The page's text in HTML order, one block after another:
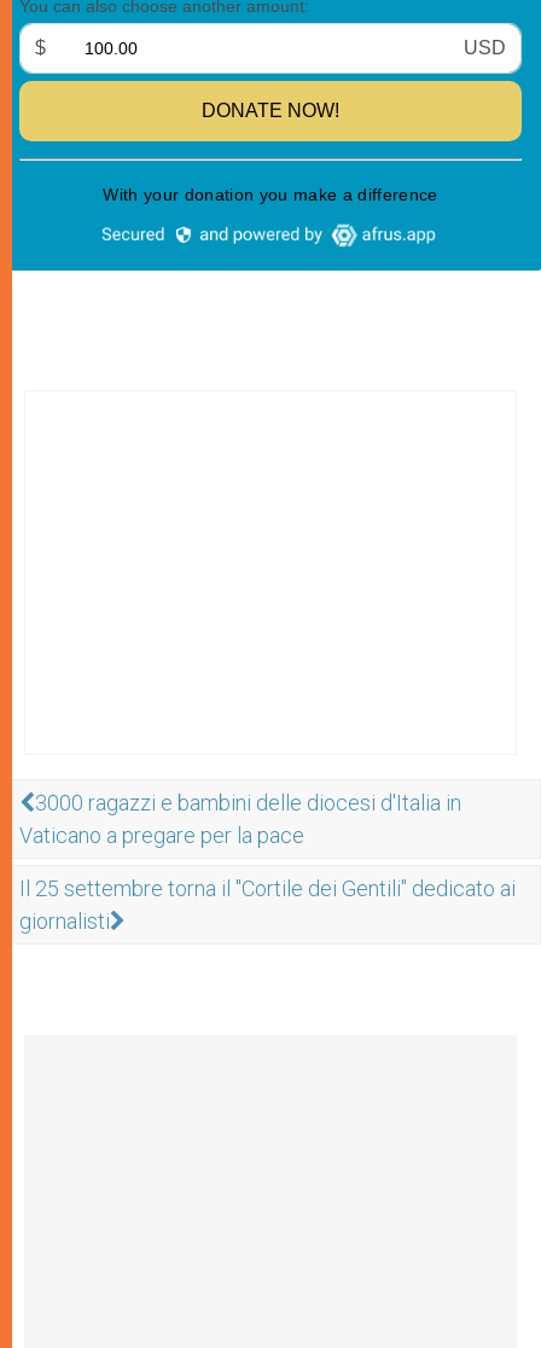
3000 ragazzi e bambini delle diocesi d'Italia in
Vaticano a pregare per la pace
Il 25 settembre torna il "Cortile dei Gentili" dedicato ai
giornalisti